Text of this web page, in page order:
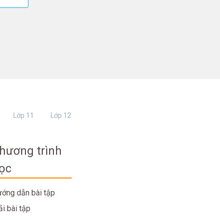
Lớp 11 Lớp 12
trình
dẫn bài tập
bài tập